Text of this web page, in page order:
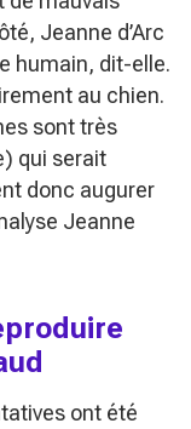
Jeanne d’Arc
humain, dit-elle.
au chien.
sont très
qui serait
donc augurer
Jeanne
ont été